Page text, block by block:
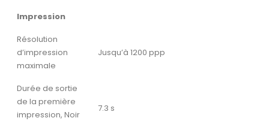
Impression
Résolution
d’impression
maximale
Jusqu’à 1200 ppp
Durée de sortie
de la première
impression, Noir
7.3 s